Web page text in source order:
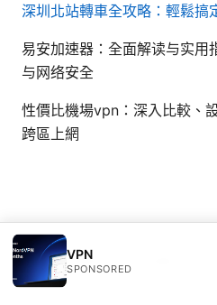
深圳北站轉車全攻略：輕鬆搞
易安加速器：全面解读与实用
与网络安全
性價比機場vpn：深入比較、
跨區上網
VPN
SPONSORED
© 2026 Healthsolved. All rights